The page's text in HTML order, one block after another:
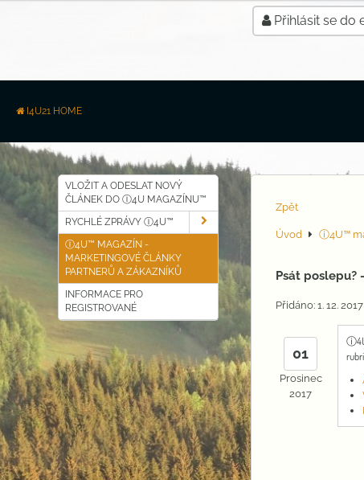
Přihlásit se do
I4U21 HOME
Zpět
Úvod ⓘ4U™
Psát poslepu?
Přidáno: 1. 12.
01
Prosinec
2017
VLOŽIT A ODESLAT NOVÝ
ČLÁNEK DO Ⓘ4U MAGAZÍNU™
RYCHLÉ ZPRÁVY Ⓘ4U™
Ⓘ4U™ MAGAZÍN -
MARKETINGOVÉ ČLÁNKY
PARTNERŮ A ZÁKAZNÍKŮ
INFORMACE PRO
REGISTROVANÉ